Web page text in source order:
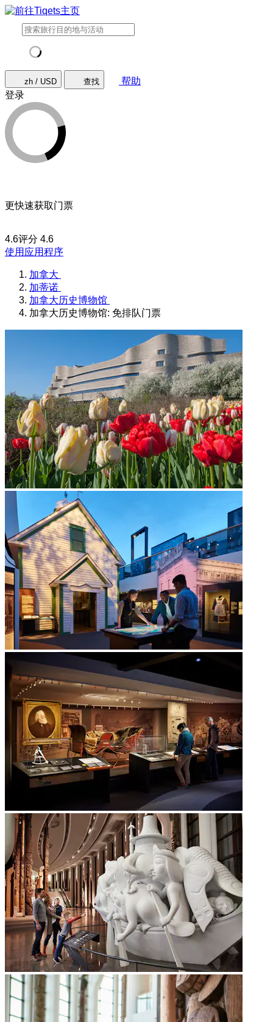
zh / USD 查找
帮助
登录
更快速获取门票
4.6评分 4.6
使用应用程序
加拿大
加蒂诺
加拿大历史博物馆
加拿大历史博物馆: 免排队门票